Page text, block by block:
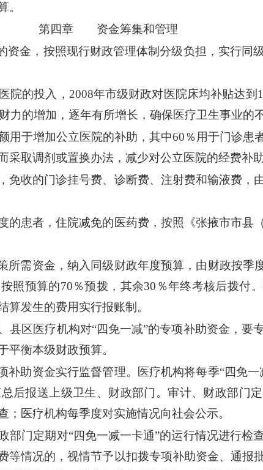
。
第四章 资金筹集和管理
金，按照现行财政管理体制分级负担，实行同
的投入，2008年市级财政对医院床均补贴达到
力的增加，逐年有所增长，确保医疗卫生事业的
增加公立医院的补助，其中60％用于门诊患
取调剂或置换办法，减少对公立医院的经费补助
收的门诊挂号费、诊断费、注射费和输液费，
患者，住院减免的医药费，按照《张掖市市县
需资金，纳入同级财政年度预算，由财政按季
照预算的70％预拨，其余30％年终考核后拨付
算发生的费用实行报账制。
区医疗机构对“四免一减”的专项补助资金，要
平衡本级财政预算。
资金实行监督管理。医疗机构将每季“四免一
后报送上级卫生、财政部门。审计、财政部门
医疗机构每季度对实施情况向社会公示。
定期对“四免一减一卡通”的运行情况进行检
等情况的，视情节予以扣拨专项补助资金、通报